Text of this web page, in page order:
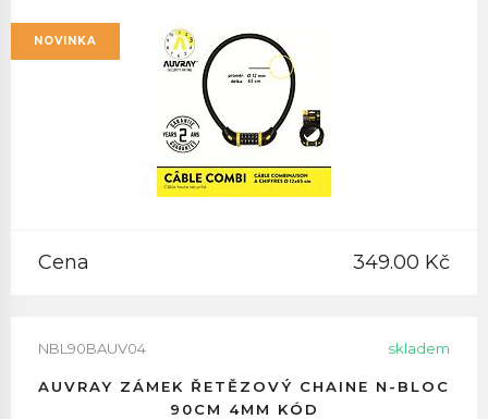
NOVINKA
Cena 349.00 Kč
NBL90BAUV04 skladem
AUVRAY ZÁMEK ŘETĚZOVÝ CHAINE N-BLOC
90CM 4MM KÓD